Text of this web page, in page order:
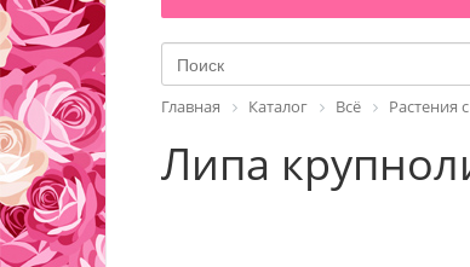
Главная Каталог Всё Растения
Липа